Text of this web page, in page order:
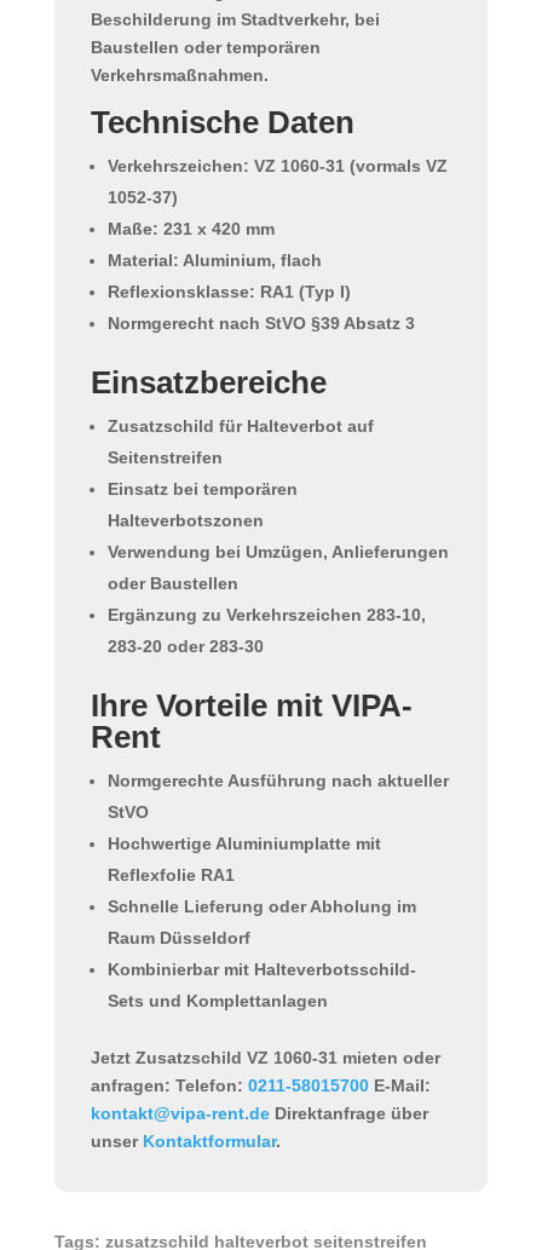
Beschilderung im Stadtverkehr, bei
Baustellen oder temporären
Verkehrsmaßnahmen.
Technische Daten
Verkehrszeichen: VZ 1060-31 (vormals VZ
1052-37)
Maße: 231 x 420 mm
Material: Aluminium, flach
Reflexionsklasse: RA1 (Typ I)
Normgerecht nach StVO §39 Absatz 3
Einsatzbereiche
Zusatzschild für Halteverbot auf
Seitenstreifen
Einsatz bei temporären
Halteverbotszonen
Verwendung bei Umzügen, Anlieferungen
oder Baustellen
Ergänzung zu Verkehrszeichen 283-10,
283-20 oder 283-30
Ihre Vorteile mit VIPA-
Rent
Normgerechte Ausführung nach aktueller
StVO
Hochwertige Aluminiumplatte mit
Reflexfolie RA1
Schnelle Lieferung oder Abholung im
Raum Düsseldorf
Kombinierbar mit Halteverbotsschild-
Sets und Komplettanlagen
Jetzt Zusatzschild VZ 1060-31 mieten oder
anfragen: Telefon: 0211-58015700E-Mail:
kontakt@vipa-rent.deDirektanfrage über
unser Kontaktformular.
Tags: zusatzschild halteverbot seitenstreifen